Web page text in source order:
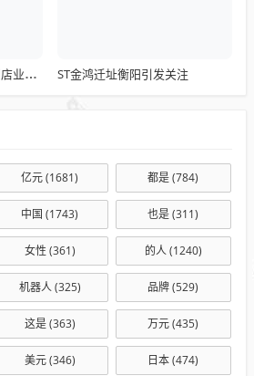
高德地图发布榜单 阿里到店业务再进一步 ST金鸿迁址衡阳引发关注
亿元(1681) 都是(784)
中国 (1743) 也是(311)
女性 (361) 的人(1240)
机器人(325) 品牌(529)
这是(363) 万元(435)
美元(346) 日本(474)